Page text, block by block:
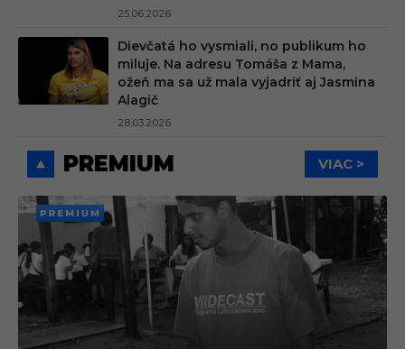
25.06.2026
Dievčatá ho vysmiali, no publikum ho
miluje. Na adresu Tomáša z Mama,
ožeň ma sa už mala vyjadriť aj Jasmina
Alagič
28.03.2026
PREMIUM VIAC >
PREMI
UM